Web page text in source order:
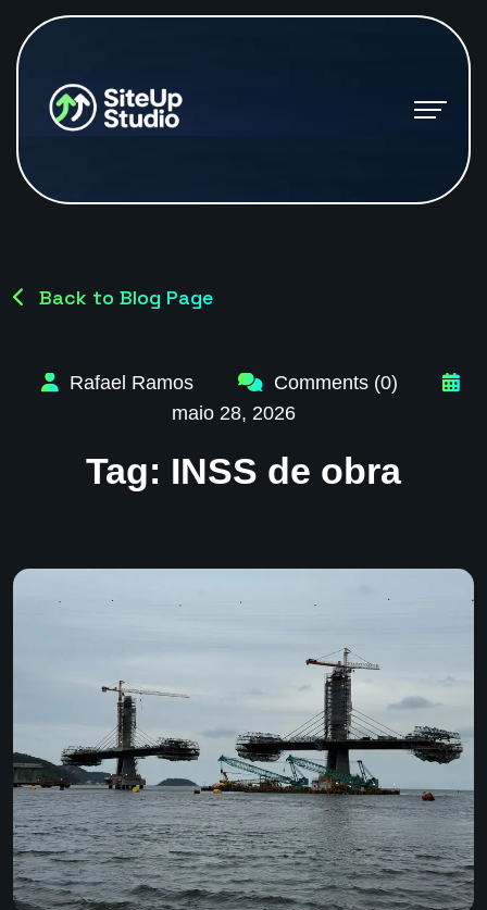
Back to Blog Page
Rafael Ramos
Comments (0)
maio 28, 2026
Tag: INSS de obra